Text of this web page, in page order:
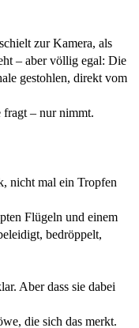
zur Kamera, als
– aber völlig egal: Die
gestohlen, direkt vom
– nur nimmt.
nicht mal ein Tropfen
Flügeln und einem
bedröppelt,
Aber dass sie dabei
die sich das merkt.